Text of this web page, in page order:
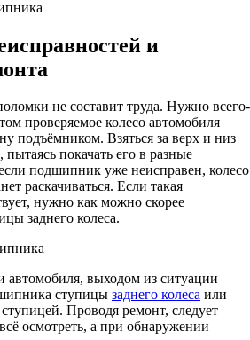
и
не составит труда. Нужно всего-
проверяемое колесо автомобиля
подъёмником. Взяться за верх и низ
покачать его в разные
подшипник уже неисправен, колесо
раскачиваться. Если такая
нужно как можно скорее
заднего колеса.
автомобиля, выходом из ситуации
ступицы заднего колеса или
Проводя ремонт, следует
осмотреть, а при обнаружении